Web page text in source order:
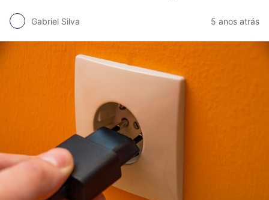
Gabriel Silva 5 anos atrás